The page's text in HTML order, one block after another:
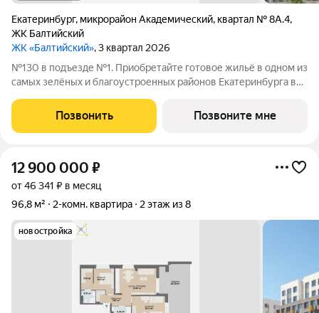
Екатеринбург, микрорайон Академический, квартал № 8А.4,
ЖК Балтийский
ЖК «Балтийский», 3 квартал 2026
№130 в подъезде №1. Приобретайте готовое жильё в одном из
самых зелёных и благоустроенных районов Екатеринбурга в
планировки: помимо стандартных, есть варианты с террасами,
антресолями,
Позвонить Позвоните мне
12 900 000 ₽
от 46 341 ₽ в месяц
96,8 м²
2-комн. квартира 2 этаж из 8
новостройка